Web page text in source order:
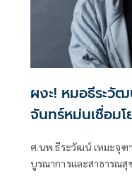
ผงะ! หมอธีระวั
จันทร์หม่นเชื่อม
ศ.นพ.ธีระวัฒน์ เหมะจุฑ
บูรณาการและสาธารณ